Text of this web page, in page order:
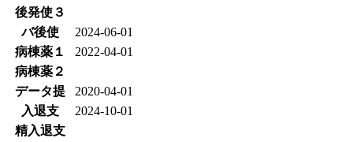
後発使３
バ後使
2024-06-01
病棟薬１
2022-04-01
病棟薬２
データ提
2020-04-01
入退支
2024-10-01
精入退支